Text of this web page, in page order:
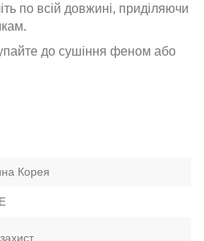
по всій довжині, приділяючи
до сушіння феном або
Корея